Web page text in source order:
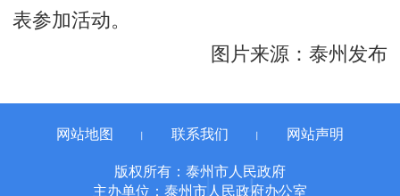
表参加活动。
图片来源：泰州发布
网站地图 联系我们 网站声明
版权所有：泰州市人民政府
主办单位：泰州市人民政府办公室